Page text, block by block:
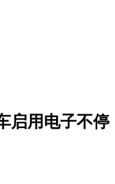
启用电子不停